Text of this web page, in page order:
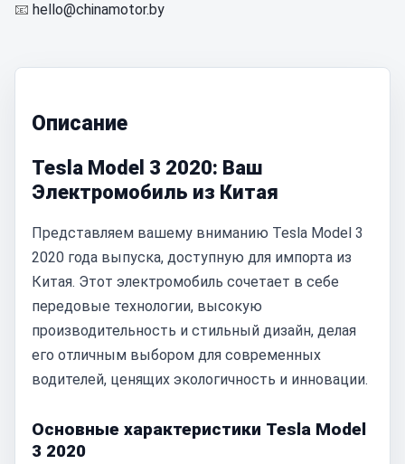
📧 hello@chinamotor.by
Описание
Tesla Model 3 2020: Ваш
Электромобиль из Китая
Представляем вашему вниманию Tesla Model 3
2020 года выпуска, доступную для импорта из
Китая. Этот электромобиль сочетает в себе
передовые технологии, высокую
производительность и стильный дизайн, делая
его отличным выбором для современных
водителей, ценящих экологичность и инновации.
Основные характеристики Tesla Model
3 2020